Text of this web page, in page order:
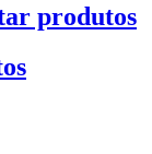
produtos